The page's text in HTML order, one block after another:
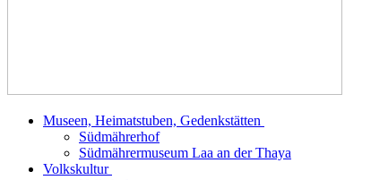
Museen, Heimatstuben, Gedenkstätten
Südmährerhof
Südmährermuseum Laa an der Thaya
Volkskultur